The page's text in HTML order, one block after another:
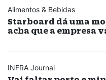
Alimentos & Bebidas
Starboard dá uma
acha que a empresa
INFRA Journal